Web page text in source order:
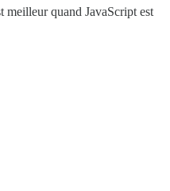
meilleur quand JavaScript est